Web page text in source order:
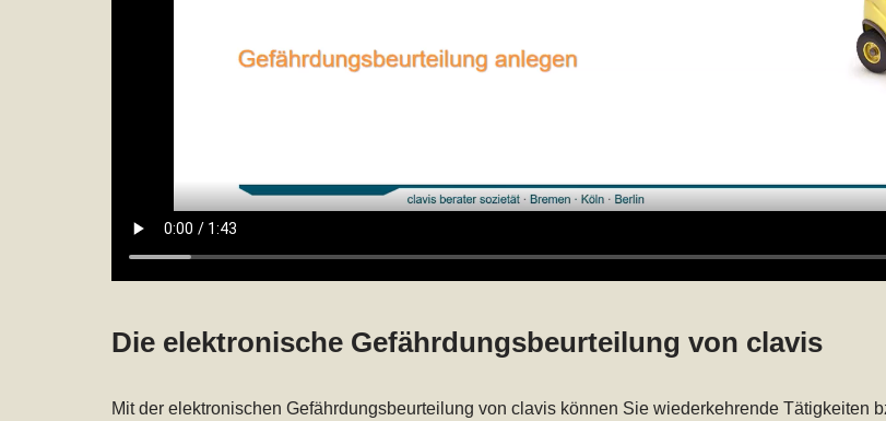
Die elektronische Gefährdungsbeurteilung von clavis
Mit der elektronischen Gefährdungsbeurteilung von clavis können Sie wiederkehrende Tätigkeiten